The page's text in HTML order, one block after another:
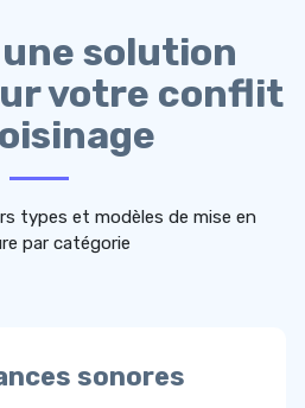
solution
votre conflit
types et modèles de mise en
par catégorie
sonores